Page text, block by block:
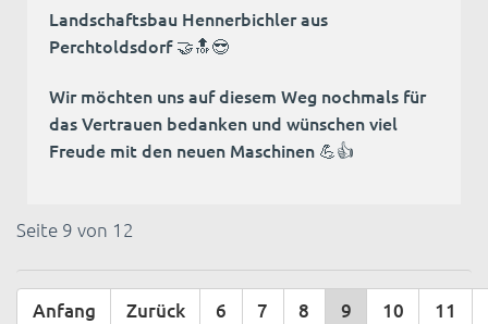
Landschaftsbau Hennerbichler aus
Perchtoldsdorf 🤝🔝😎
Wir möchten uns auf diesem Weg nochmals für
das Vertrauen bedanken und wünschen viel
Freude mit den neuen Maschinen 💪👍
Seite 9 von 12
Anfang Zurück 6 7 8 9 10 11